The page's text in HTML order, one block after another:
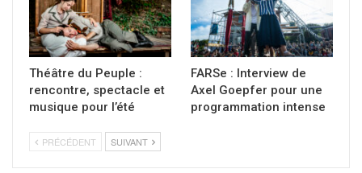
Théâtre du Peuple :
rencontre, spectacle et
musique pour l’été
FARSe : Interview de
Axel Goepfer pour une
programmation intense
PRÉCÉDENT SUIVANT